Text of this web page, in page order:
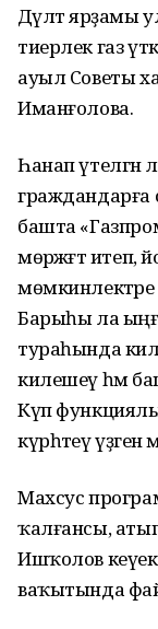
Дәүләт ярҙамы
тиерлек газ
ауыл Советы
Иманғолова.
Һанап үтелгән
граждандарға
башта
мөрәжәғәт итеп,
мөмкинлектәре
Барыһы ла
тураһында
килешеү һәм
Күп функциялы
күрһәтеү үҙәгенә
Махсус
ҡалғансы, атып
Ишҡолов кеүек
ваҡытында